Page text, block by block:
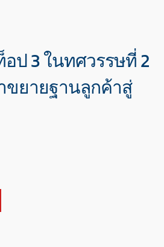
ป 3 ในทศวรรษที่ 2
ยายฐานลูกค้าสู่